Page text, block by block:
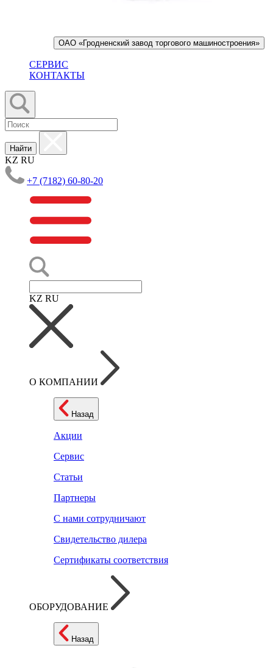
ОАО «Гродненский завод торгового машиностроения»
СЕРВИС
КОНТАКТЫ
Найти
KZ RU
+7 (7182) 60-80-20
KZ RU
О КОМПАНИИ
Назад
Акции
Сервис
Статьи
Партнеры
С нами сотрудничают
Свидетельство дилера
Сертификаты соответствия
ОБОРУДОВАНИЕ
Назад